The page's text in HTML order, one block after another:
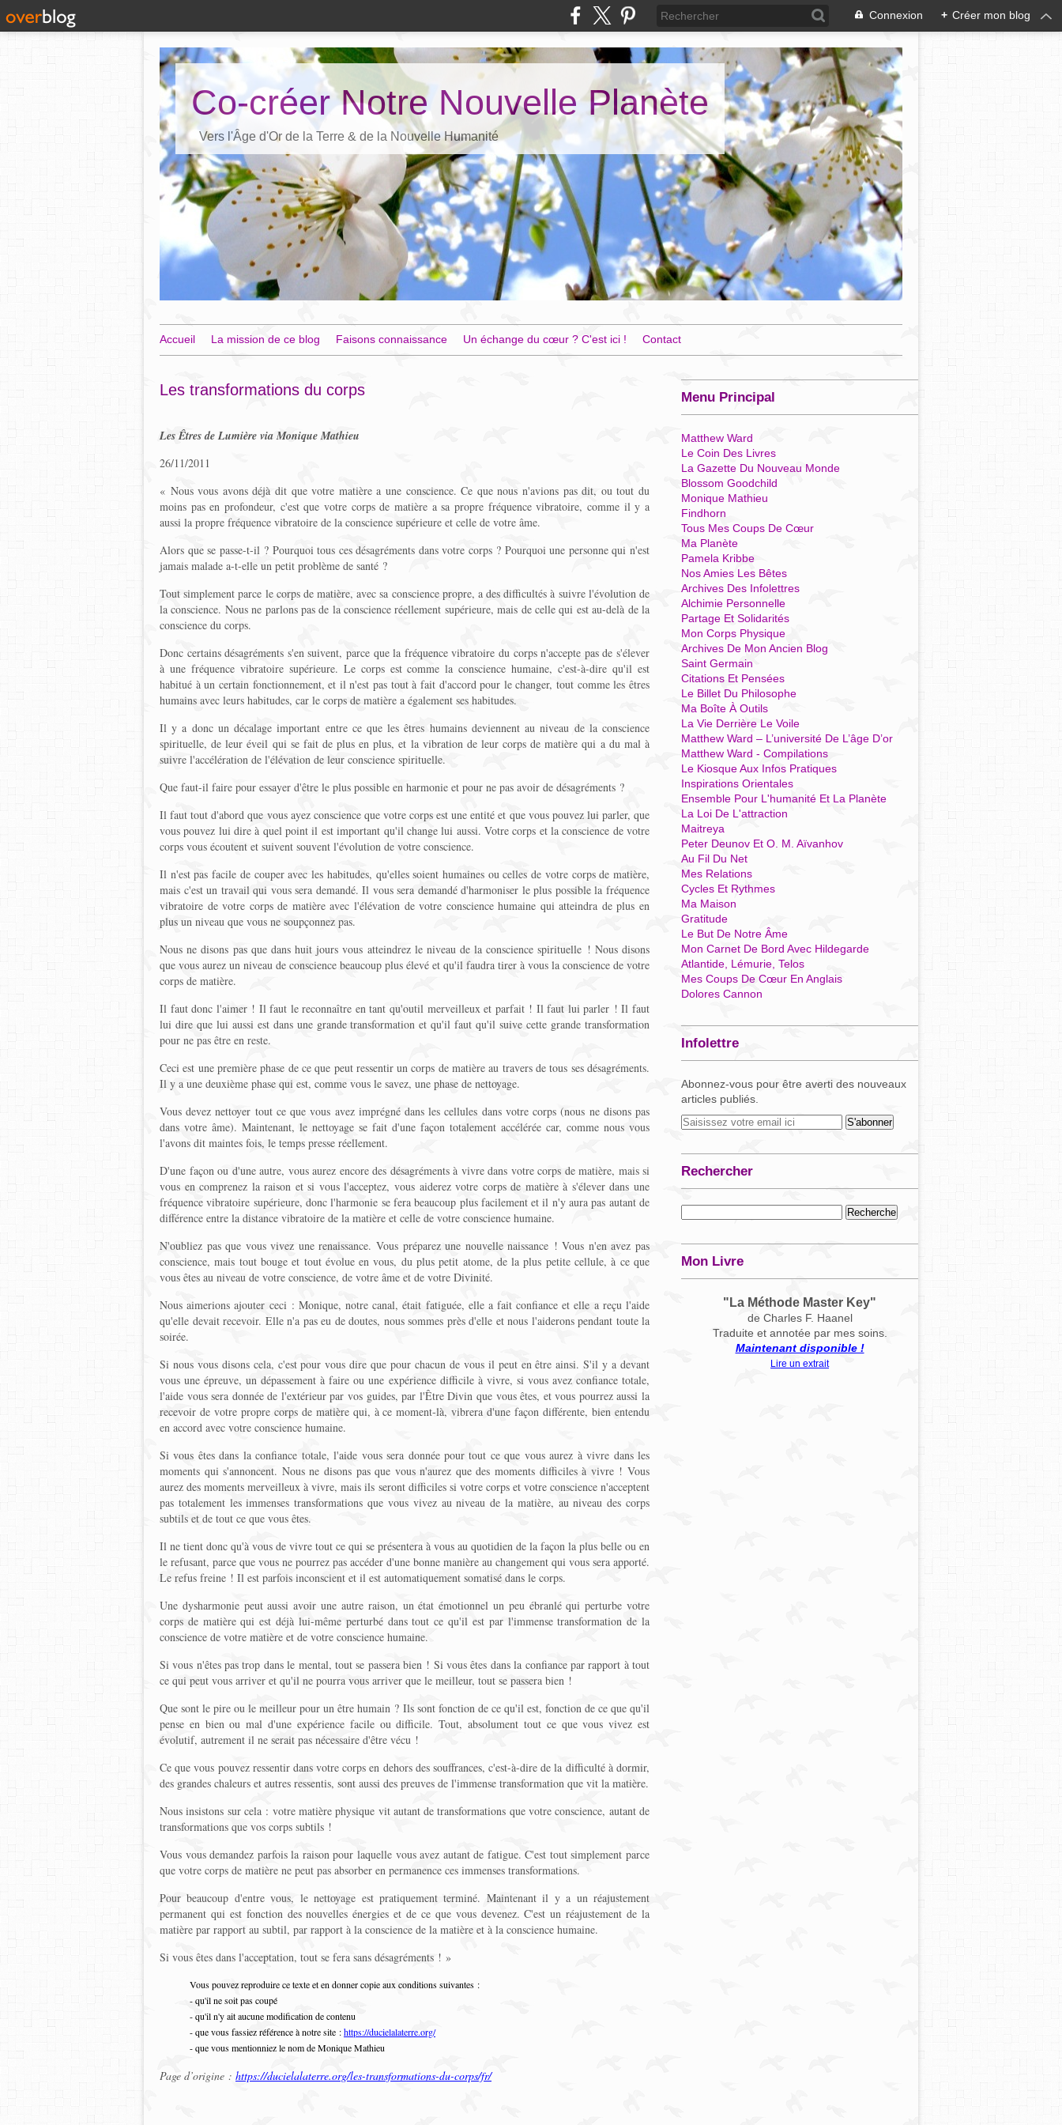
Connexion + Créer mon blog
Co-créer Notre Nouvelle Planète
Vers l'Âge d'Or de la Terre & de la Nouvelle Humanité
Accueil La mission de ce blog Faisons connaissance Un échange du cœur ? C'est ici ! Contact
Les transformations du corps
Les Êtres de Lumière via Monique Mathieu
26/11/2011
« Nous vous avons déjà dit que votre matière a une conscience. Ce que nous n'avions pas dit, ou tout du
moins pas en profondeur, c'est que votre corps de matière a sa propre fréquence vibratoire, comme il y a
aussi la propre fréquence vibratoire de la conscience supérieure et celle de votre âme.
Alors que se passe-t-il ? Pourquoi tous ces désagréments dans votre corps ? Pourquoi une personne qui n'est
jamais malade a-t-elle un petit problème de santé ?
Tout simplement parce le corps de matière, avec sa conscience propre, a des difficultés à suivre l'évolution de
la conscience. Nous ne parlons pas de la conscience réellement supérieure, mais de celle qui est au-delà de la
conscience du corps.
Donc certains désagréments s'en suivent, parce que la fréquence vibratoire du corps n'accepte pas de s'élever
à une fréquence vibratoire supérieure. Le corps est comme la conscience humaine, c'est-à-dire qu'il est
habitué à un certain fonctionnement, et il n'est pas tout à fait d'accord pour le changer, tout comme les êtres
humains avec leurs habitudes, car le corps de matière a également ses habitudes.
Il y a donc un décalage important entre ce que les êtres humains deviennent au niveau de la conscience
spirituelle, de leur éveil qui se fait de plus en plus, et la vibration de leur corps de matière qui a du mal à
suivre l'accélération de l'élévation de leur conscience spirituelle.
Que faut-il faire pour essayer d'être le plus possible en harmonie et pour ne pas avoir de désagréments ?
Il faut tout d'abord que vous ayez conscience que votre corps est une entité et que vous pouvez lui parler, que
vous pouvez lui dire à quel point il est important qu'il change lui aussi. Votre corps et la conscience de votre
corps vous écoutent et suivent souvent l'évolution de votre conscience.
Il n'est pas facile de couper avec les habitudes, qu'elles soient humaines ou celles de votre corps de matière,
mais c'est un travail qui vous sera demandé. Il vous sera demandé d'harmoniser le plus possible la fréquence
vibratoire de votre corps de matière avec l'élévation de votre conscience humaine qui atteindra de plus en
plus un niveau que vous ne soupçonnez pas.
Nous ne disons pas que dans huit jours vous atteindrez le niveau de la conscience spirituelle ! Nous disons
que vous aurez un niveau de conscience beaucoup plus élevé et qu'il faudra tirer à vous la conscience de votre
corps de matière.
Il faut donc l'aimer ! Il faut le reconnaître en tant qu'outil merveilleux et parfait ! Il faut lui parler ! Il faut
lui dire que lui aussi est dans une grande transformation et qu'il faut qu'il suive cette grande transformation
pour ne pas être en reste.
Ceci est une première phase de ce que peut ressentir un corps de matière au travers de tous ses désagréments.
Il y a une deuxième phase qui est, comme vous le savez, une phase de nettoyage.
Vous devez nettoyer tout ce que vous avez imprégné dans les cellules dans votre corps (nous ne disons pas
dans votre âme). Maintenant, le nettoyage se fait d'une façon totalement accélérée car, comme nous vous
l'avons dit maintes fois, le temps presse réellement.
D'une façon ou d'une autre, vous aurez encore des désagréments à vivre dans votre corps de matière, mais si
vous en comprenez la raison et si vous l'acceptez, vous aiderez votre corps de matière à s'élever dans une
fréquence vibratoire supérieure, donc l'harmonie se fera beaucoup plus facilement et il n'y aura pas autant de
différence entre la distance vibratoire de la matière et celle de votre conscience humaine.
N'oubliez pas que vous vivez une renaissance. Vous préparez une nouvelle naissance ! Vous n'en avez pas
conscience, mais tout bouge et tout évolue en vous, du plus petit atome, de la plus petite cellule, à ce que
vous êtes au niveau de votre conscience, de votre âme et de votre Divinité.
Nous aimerions ajouter ceci : Monique, notre canal, était fatiguée, elle a fait confiance et elle a reçu l'aide
qu'elle devait recevoir. Elle n'a pas eu de doutes, nous sommes près d'elle et nous l'aiderons pendant toute la
soirée.
Si nous vous disons cela, c'est pour vous dire que pour chacun de vous il peut en être ainsi. S'il y a devant
vous une épreuve, un dépassement à faire ou une expérience difficile à vivre, si vous avez confiance totale,
l'aide vous sera donnée de l'extérieur par vos guides, par l'Être Divin que vous êtes, et vous pourrez aussi la
recevoir de votre propre corps de matière qui, à ce moment-là, vibrera d'une façon différente, bien entendu
en accord avec votre conscience humaine.
Si vous êtes dans la confiance totale, l'aide vous sera donnée pour tout ce que vous aurez à vivre dans les
moments qui s'annoncent. Nous ne disons pas que vous n'aurez que des moments difficiles à vivre ! Vous
aurez des moments merveilleux à vivre, mais ils seront difficiles si votre corps et votre conscience n'acceptent
pas totalement les immenses transformations que vous vivez au niveau de la matière, au niveau des corps
subtils et de tout ce que vous êtes.
Il ne tient donc qu'à vous de vivre tout ce qui se présentera à vous au quotidien de la façon la plus belle ou en
le refusant, parce que vous ne pourrez pas accéder d'une bonne manière au changement qui vous sera apporté.
Le refus freine ! Il est parfois inconscient et il est automatiquement somatisé dans le corps.
Une dysharmonie peut aussi avoir une autre raison, un état émotionnel un peu ébranlé qui perturbe votre
corps de matière qui est déjà lui-même perturbé dans tout ce qu'il est par l'immense transformation de la
conscience de votre matière et de votre conscience humaine.
Si vous n'êtes pas trop dans le mental, tout se passera bien ! Si vous êtes dans la confiance par rapport à tout
ce qui peut vous arriver et qu'il ne pourra vous arriver que le meilleur, tout se passera bien !
Que sont le pire ou le meilleur pour un être humain ? Ils sont fonction de ce qu'il est, fonction de ce que qu'il
pense en bien ou mal d'une expérience facile ou difficile. Tout, absolument tout ce que vous vivez est
évolutif, autrement il ne serait pas nécessaire d'être vécu !
Ce que vous pouvez ressentir dans votre corps en dehors des souffrances, c'est-à-dire de la difficulté à dormir,
des grandes chaleurs et autres ressentis, sont aussi des preuves de l'immense transformation que vit la matière.
Nous insistons sur cela : votre matière physique vit autant de transformations que votre conscience, autant de
transformations que vos corps subtils !
Vous vous demandez parfois la raison pour laquelle vous avez autant de fatigue. C'est tout simplement parce
que votre corps de matière ne peut pas absorber en permanence ces immenses transformations.
Pour beaucoup d'entre vous, le nettoyage est pratiquement terminé. Maintenant il y a un réajustement
permanent qui est fonction des nouvelles énergies et de ce que vous devenez. C'est un réajustement de la
matière par rapport au subtil, par rapport à la conscience de la matière et à la conscience humaine.
Si vous êtes dans l'acceptation, tout se fera sans désagréments ! »
Vous pouvez reproduire ce texte et en donner copie aux conditions suivantes :
- qu'il ne soit pas coupé
- qu'il n'y ait aucune modification de contenu
- que vous fassiez référence à notre site :https://ducielalaterre.org/
- que vous mentionniez le nom de Monique Mathieu
Page d’origine : https://ducielalaterre.org/les-transformations-du-corps/fr/
Menu Principal
Matthew Ward
Le Coin Des Livres
La Gazette Du Nouveau Monde
Blossom Goodchild
Monique Mathieu
Findhorn
Tous Mes Coups De Cœur
Ma Planète
Pamela Kribbe
Nos Amies Les Bêtes
Archives Des Infolettres
Alchimie Personnelle
Partage Et Solidarités
Mon Corps Physique
Archives De Mon Ancien Blog
Saint Germain
Citations Et Pensées
Le Billet Du Philosophe
Ma Boîte À Outils
La Vie Derrière Le Voile
Matthew Ward – L’université De L’âge D’or
Matthew Ward - Compilations
Le Kiosque Aux Infos Pratiques
Inspirations Orientales
Ensemble Pour L'humanité Et La Planète
La Loi De L'attraction
Maitreya
Peter Deunov Et O. M. Aïvanhov
Au Fil Du Net
Mes Relations
Cycles Et Rythmes
Ma Maison
Gratitude
Le But De Notre Âme
Mon Carnet De Bord Avec Hildegarde
Atlantide, Lémurie, Telos
Mes Coups De Cœur En Anglais
Dolores Cannon
Infolettre
Abonnez-vous pour être averti des nouveaux
articles publiés.
Rechercher
Mon Livre
"La Méthode Master Key"
de Charles F. Haanel
Traduite et annotée par mes soins.
Maintenant disponible !
Lire un extrait